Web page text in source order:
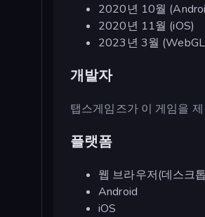
2020년 10월
2020년 11월 (iOS)
2023년 3월
개발자
탭스게임즈가 이 게임을
플랫폼
웹 브라우저(데스크
Android
iOS